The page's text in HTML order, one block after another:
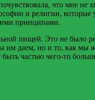
что мне
и религии,
принципами.
пищей. Это не было
даем, но и то, как мы
частью чего-то